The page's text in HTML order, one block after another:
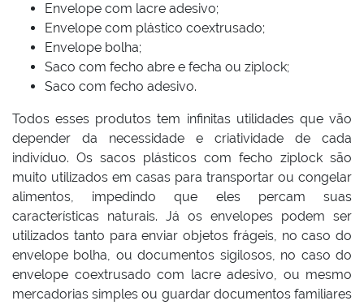
Envelope com lacre adesivo;
Envelope com plástico coextrusado;
Envelope bolha;
Saco com fecho abre e fecha ou ziplock;
Saco com fecho adesivo.
Todos esses produtos tem infinitas utilidades que vão
depender da necessidade e criatividade de cada
indivíduo. Os sacos plásticos com fecho ziplock são
muito utilizados em casas para transportar ou congelar
alimentos, impedindo que eles percam suas
características naturais. Já os envelopes podem ser
utilizados tanto para enviar objetos frágeis, no caso do
envelope bolha, ou documentos sigilosos, no caso do
envelope coextrusado com lacre adesivo, ou mesmo
mercadorias simples ou guardar documentos familiares